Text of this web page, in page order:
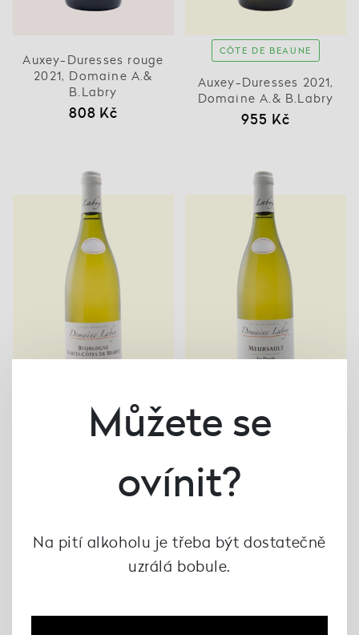
Auxey-Duresses rouge
2021, Domaine A.&
B.Labry
808 Kč
CÔTE DE BEAUNE
Auxey-Duresses 2021,
Domaine A.& B.Labry
955 Kč
CÔTE DE BEAUNE
2020, Domaine A.&
CÔTE DE BEAUNE
2018, Domaine A.&
Můžete se
ovínit?
Na pití alkoholu je třeba být dostatečně
uzrálá bobule.